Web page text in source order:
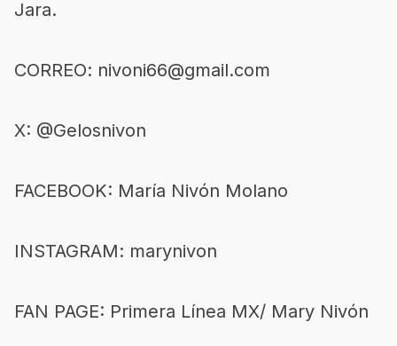
Jara.
CORREO: nivoni66@gmail.com
X: @Gelosnivon
FACEBOOK: María Nivón Molano
INSTAGRAM: marynivon
FAN PAGE: Primera Línea MX/ Mary Nivón